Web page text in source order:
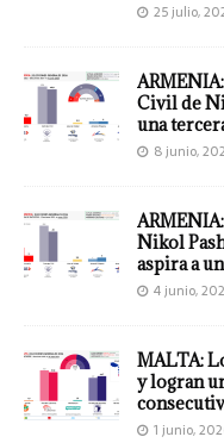
25 julio,
Civil de
una
8 junio,
Nikol
aspira a
4 junio,
MALTA:
y logran
1 junio,